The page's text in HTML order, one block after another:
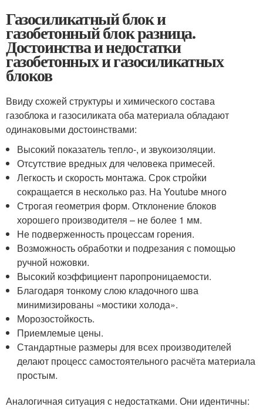
Газосиликатный блок и
газобетонный блок разница.
Достоинства и недостатки
газобетонных и газосиликатных
блоков
Ввиду схожей структуры и химического состава
газоблока и газосиликата оба материала обладают
одинаковыми достоинствами:
Высокий показатель тепло-, и звукоизоляции.
Отсутствие вредных для человека примесей.
Легкость и скорость монтажа. Срок стройки
сокращается в несколько раз. На Youtube много
Строгая геометрия форм. Отклонение блоков
хорошего производителя – не более 1 мм.
Не подверженность процессам горения.
Возможность обработки и подрезания с помощью
ручной ножовки.
Высокий коэффициент паропроницаемости.
Благодаря тонкому слою кладочного шва
минимизированы «мостики холода».
Морозостойкость.
Приемлемые цены.
Стандартные размеры для всех производителей
делают процесс самостоятельного расчёта материала
простым.
Аналогичная ситуация с недостатками. Они идентичны: